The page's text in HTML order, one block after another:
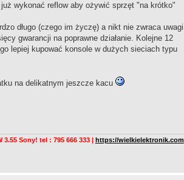
wykonać reflow aby ożywić sprzęt "na krótko"
długo (czego im życzę) a nikt nie zwraca uwagi
gwarancji na poprawne działanie. Kolejne 12
lepiej kupować konsole w dużych sieciach typu
na delikatnym jeszcze kacu
3.55 Sony! tel : 795 666 333 | https://wielkielektronik.com